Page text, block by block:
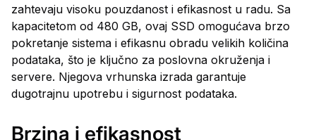
zahtevaju visoku pouzdanost i efikasnost u radu. Sa
kapacitetom od 480 GB, ovaj SSD omogućava brzo
pokretanje sistema i efikasnu obradu velikih količina
podataka, što je ključno za poslovna okruženja i
servere. Njegova vrhunska izrada garantuje
dugotrajnu upotrebu i sigurnost podataka.
Brzina i efikasnost